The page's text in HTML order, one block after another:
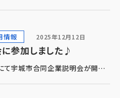
業員との […]
情報 2025年12月12日
参加しました♪
て宇城市合同企業説明会が開催